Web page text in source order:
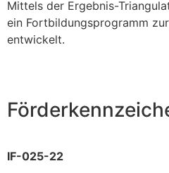
Mittels der Ergebnis-
ein Fortbildungsprogramm
entwickelt.
IF-025-22